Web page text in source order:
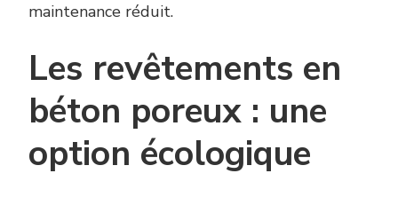
maintenance réduit.
Les revêtements en
béton poreux : une
option écologique